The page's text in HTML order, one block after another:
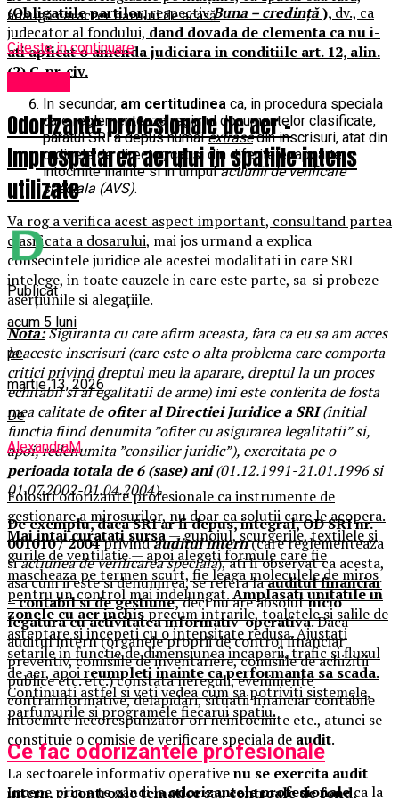
(Obligatiile partilor,respectivBuna – credință), dv., ca
judecator al fondului, dand dovada de clementa ca nu i-
ati aplicat o amenda judiciara in conditiile art. 12, alin.
(2) C. pr. civ.
In secundar, am certitudinea ca, in procedura speciala
care reglementeaza regimul documentelor clasificate,
paratul SRI a depus numaiextrasedin inscrisuri, atat din
ordinele de director, cat si din diferitele rapoarte
intocmite inainte si in timpulactiunii de verificare
speciala (AVS).
Va rog a verifica acest aspect important, consultand partea
clasificata a dosarului, mai jos urmand a explica
consecintele juridice ale acestei modalitati in care SRI
intelege, in toate cauzele in care este parte, sa-si probeze
aserțiunile si alegațiile.
Nota:Siguranta cu care afirm aceasta, fara ca eu sa am acces
la aceste inscrisuri (care este o alta problema care comporta
critici privind dreptul meu la aparare, dreptul la un proces
echitabil si al egalitatii de arme) imi este conferita de fosta
mea calitate deofiter al Directiei Juridice a SRI(initial
functia fiind denumita ”ofiter cu asigurarea legalitatii” si,
apoi, redenumita ”consilier juridic”), exercitata pe o
perioada totala de 6 (sase) ani(01.12.1991-21.01.1996 si
01.07.2002-01.04.2004).
De exemplu, daca SRI ar fi depus, integral,OD SRI nr.
001010 / 2004privindauditul intern(care reglementeaza
siactiunea de verificarea speciala), ati fi observat ca acesta,
asa cum ii este si denumirea, se refera laauditul financiar
– contabil si de gestiune,deci nu are absolutnicio
legatura cu activitatea informativ-operativa. Daca
auditul intern (organele proprii de control financiar
preventiv, comisiile de inventariere, comisiile de achizitii
publice etc. etc.) constata nereguli, evenimente
contrainformative, delapidari, situatii financiar contabile
intocmite necorespunzator ori neintocmite etc., atunci se
constituie o comisie de verificare speciala de audit.
La sectoarele informativ operativenu se exercita audit
intern,cicontroale tematicesaucontroale de fond,
adaugă caracter barului de acasă.
Citeste in continuare
Odorizante profesionale de aer –
Improspatarea aerului in spatiile intens
utilizate
Publicat
acum 5 luni
pe
martie 13, 2026
De
AlexandraM
Folositi odorizante profesionale ca instrumente de
gestionare a mirosurilor, nu doar ca solutii care le acopera.
Mai intai curatati sursa— gunoiul, scurgerile, textilele si
gurile de ventilatie — apoi alegeti formule care fie
mascheaza pe termen scurt, fie leaga moleculele de miros
pentru un control mai indelungat.Amplasati unitatile in
zonele cu aer inchisprecum intrarile, toaletele si salile de
asteptare si incepeti cu o intensitate redusa. Ajustati
setarile in functie de dimensiunea incaperii, trafic si fluxul
de aer, apoireumpleti inainte ca performanta sa scada.
Continuati astfel si veti vedea cum sa potriviti sistemele,
parfumurile si programele fiecarui spatiu.
Ce fac odorizantele profesionale
Incepe prin a te gandi laodorizantele profesionaleca la